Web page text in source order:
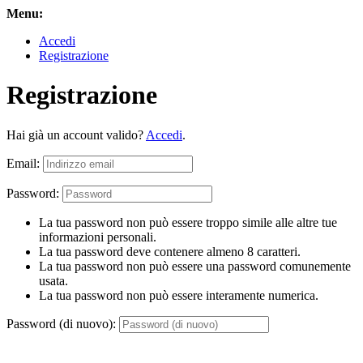
Menu:
Accedi
Registrazione
Registrazione
Hai già un account valido? Accedi.
Email:
Password:
La tua password non può essere troppo simile alle altre tue
informazioni personali.
La tua password deve contenere almeno 8 caratteri.
La tua password non può essere una password comunemente
usata.
La tua password non può essere interamente numerica.
Password (di nuovo):